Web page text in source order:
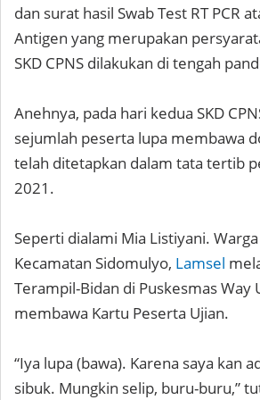
dan surat hasil Swab Test RT PCR
Antigen yang merupakan
SKD CPNS dilakukan di tengah
Anehnya, pada hari kedua SKD
sejumlah peserta lupa membawa
telah ditetapkan dalam tata tertib
2021.
Seperti dialami Mia Listiyani.
Kecamatan Sidomulyo, Lamsel
Terampil-Bidan di Puskesmas Way
membawa Kartu Peserta Ujian.
“Iya lupa (bawa). Karena saya kan
sibuk. Mungkin selip, buru-buru,”